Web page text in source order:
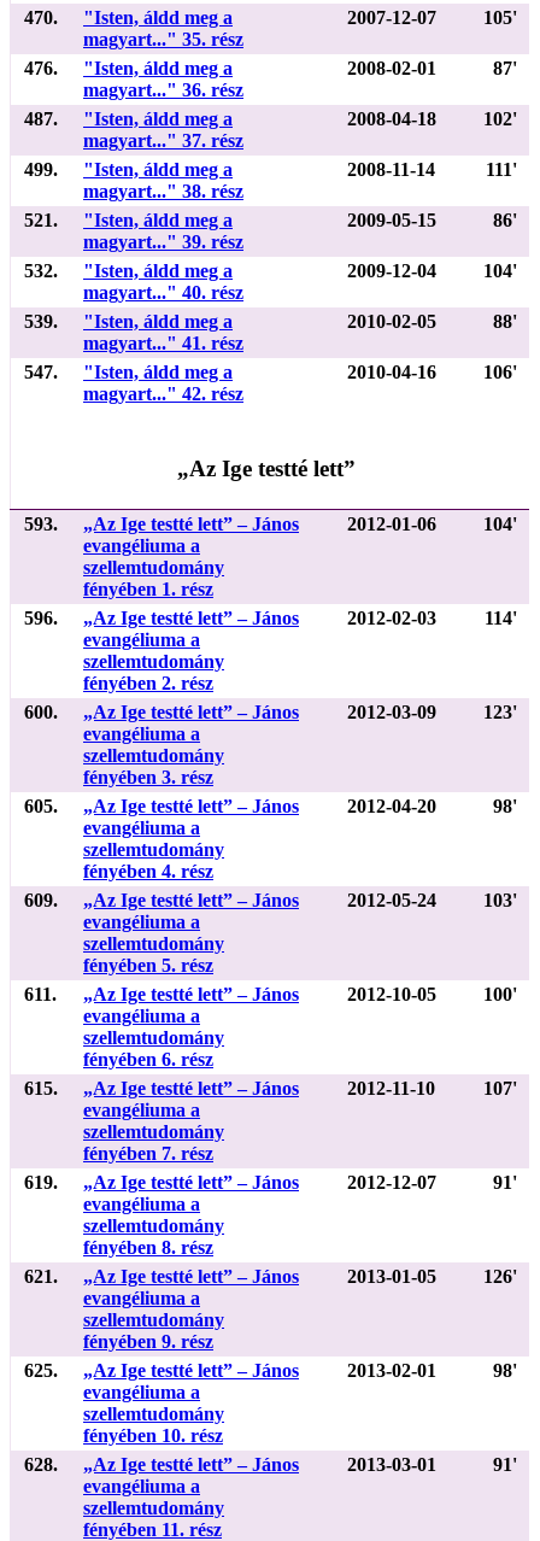
470.
"Isten, áldd meg a
magyart..." 35. rész
2007-12-07 105'
476.
"Isten, áldd meg a
magyart..." 36. rész
2008-02-01 87'
487.
"Isten, áldd meg a
magyart..." 37. rész
2008-04-18 102'
499.
"Isten, áldd meg a
magyart..." 38. rész
2008-11-14 111'
521.
"Isten, áldd meg a
magyart..." 39. rész
2009-05-15 86'
532.
"Isten, áldd meg a
magyart..." 40. rész
2009-12-04 104'
539.
"Isten, áldd meg a
magyart..." 41. rész
2010-02-05 88'
547.
"Isten, áldd meg a
magyart..." 42. rész
2010-04-16 106'
„Az Ige testté lett”
593.
„Az Ige testté lett” – János
evangéliuma a
szellemtudomány
fényében 1. rész
2012-01-06 104'
596.
„Az Ige testté lett” – János
evangéliuma a
szellemtudomány
fényében 2. rész
2012-02-03 114'
600.
„Az Ige testté lett” – János
evangéliuma a
szellemtudomány
fényében 3. rész
2012-03-09 123'
605.
„Az Ige testté lett” – János
evangéliuma a
szellemtudomány
fényében 4. rész
2012-04-20 98'
609.
„Az Ige testté lett” – János
evangéliuma a
szellemtudomány
fényében 5. rész
2012-05-24 103'
611.
„Az Ige testté lett” – János
evangéliuma a
szellemtudomány
fényében 6. rész
2012-10-05 100'
615.
„Az Ige testté lett” – János
evangéliuma a
szellemtudomány
fényében 7. rész
2012-11-10 107'
619.
„Az Ige testté lett” – János
evangéliuma a
szellemtudomány
fényében 8. rész
2012-12-07 91'
621.
„Az Ige testté lett” – János
evangéliuma a
szellemtudomány
fényében 9. rész
2013-01-05 126'
625.
„Az Ige testté lett” – János
evangéliuma a
szellemtudomány
fényében 10. rész
2013-02-01 98'
628.
„Az Ige testté lett” – János
evangéliuma a
szellemtudomány
fényében 11. rész
2013-03-01 91'